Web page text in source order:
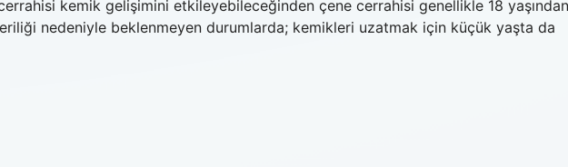
kemik gelişimini etkileyebileceğinden çene cerrahisi genellikle 18 yaşından
nedeniyle beklenmeyen durumlarda; kemikleri uzatmak için küçük yaşta da